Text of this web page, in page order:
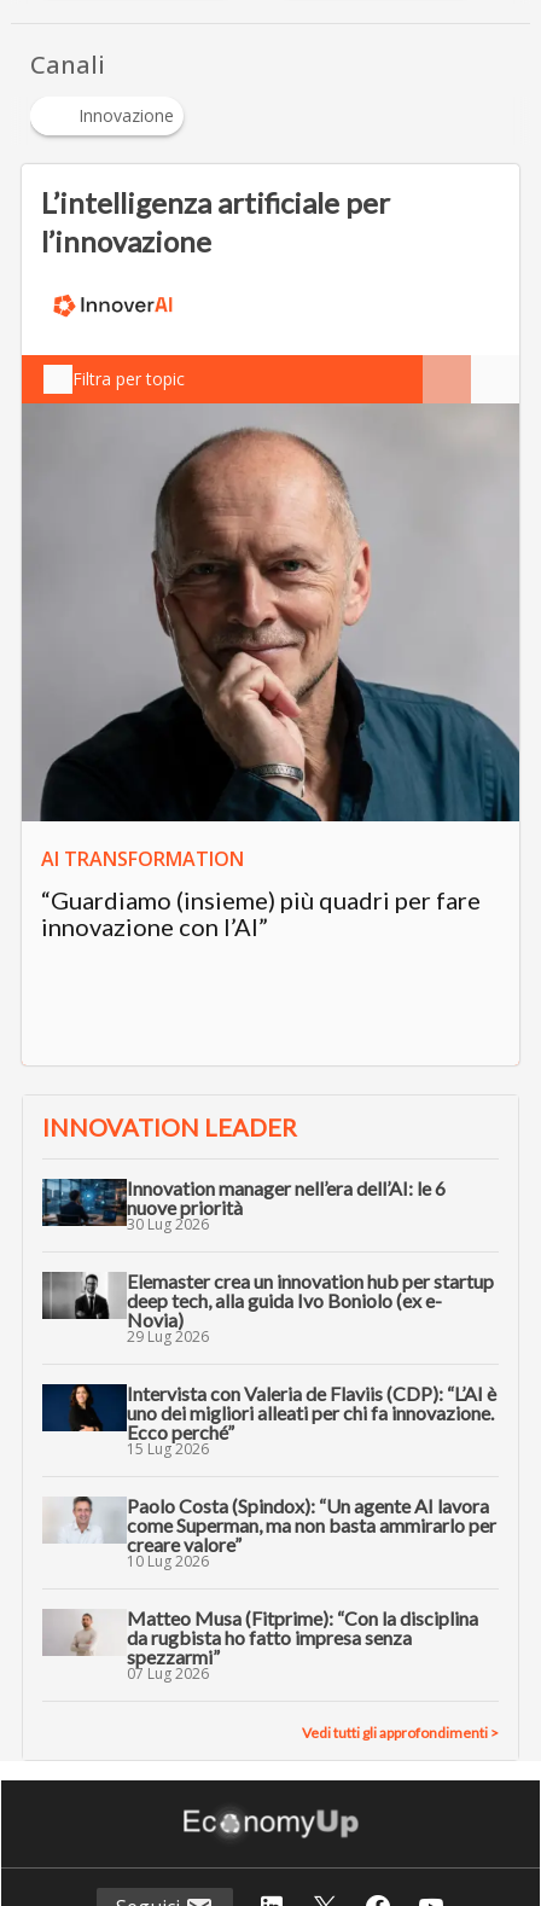
Canali
Innovazione
L’intelligenza artificiale per
l’innovazione
Filtra per topic
AI TRANSFORMATION
“Guardiamo (insieme) più quadri per fare
innovazione con l’AI”
INNOVATION LEADER
Innovation manager nell’era dell’AI: le 6
nuove priorità
30 Lug 2026
Elemaster crea un innovation hub per startup
deep tech, alla guida Ivo Boniolo (ex e-
Novia)
29 Lug 2026
Intervista con Valeria de Flaviis (CDP): “L’AI è
uno dei migliori alleati per chi fa innovazione.
Ecco perché”
15 Lug 2026
Paolo Costa (Spindox): “Un agente AI lavora
come Superman, ma non basta ammirarlo per
creare valore”
10 Lug 2026
Matteo Musa (Fitprime): “Con la disciplina
da rugbista ho fatto impresa senza
spezzarmi”
07 Lug 2026
Vedi tutti gli approfondimenti >